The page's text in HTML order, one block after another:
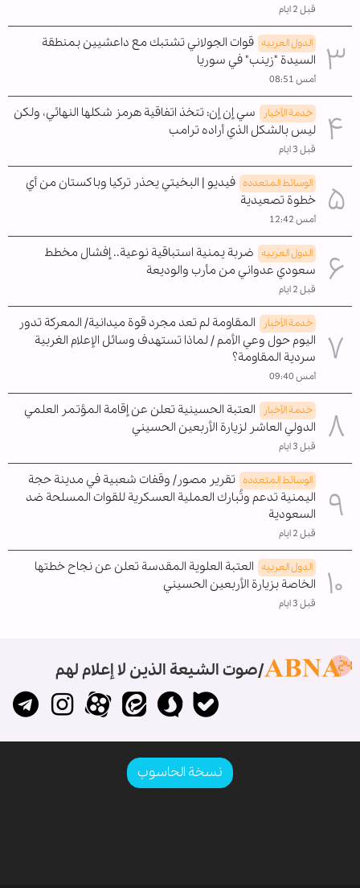
قبل 2 ايام
الدول العربیه قوات الجولاني تشتبك مع داعشيين بمنطقة
السيدة "زينب" في سوريا
أمس 08:51
خدمة الأخبار
سي إن إن: تتخذ اتفاقية هرمز شكلها النهائي، ولكن
ليس بالشكل الذي أراده ترامب
قبل 3 ايام
الوسائط المتعدده فيديو | البخيتي يحذر تركيا وباكستان من أي
خطوة تصعيدية
أمس 12:42
الدول العربیه ضربة يمنية استباقية نوعية.. إفشال مخطط
سعودي عدواني من مأرب والوديعة
قبل 2 ايام
خدمة الأخبار
المقاومة لم تعد مجرد قوة ميدانية/ المعركة تدور
اليوم حول وعي الأمم / لماذا تستهدف وسائل الإعلام الغربية
سردية المقاومة؟
أمس 09:40
خدمة الأخبار
العتبة الحسينية تعلن عن إقامة المؤتمر العلمي
الدولي العاشر لزيارة الأربعين الحسيني
قبل 3 ايام
الوسائط المتعدده تقرير مصور/ وقفات شعبية في مدينة حجة
اليمنية تدعم وتُبارك العملية العسكرية للقوات المسلحة ضد
السعودية
قبل 2 ايام
الدول العربیه العتبة العلوية المقدسة تعلن عن نجاح خطتها
الخاصة بزيارة الأربعين الحسيني
قبل 3 ايام
صوت الشيعة الذين لا إعلام لهم
نسخة الحاسوب